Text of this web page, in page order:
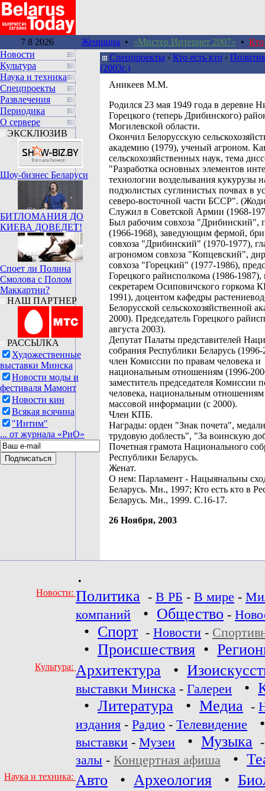
7 8 2026 Женщина • «Мистер Интернет 2007» • Кто
Новости
Культура
Наука и техника
Спецпроекты
Развлечения
Периодика
О сервере
ЭКСКЛЮЗИВ
Шоу-бизнес Беларуси
БИТЛОМАНИЯ ДО
КИЕВА ДОВЕДЕТ!
Споет ли Полина
Смолова с Полом
Маккартни?
НАШ ПАРТНЕР
РАССЫЛКА
Художественные
выставки Минска
Новости моды и
фестиваля Мамонт
Новости кин
Всякая всячина
"Интим"
... от журнала «РиО»
Спецпроекты › Кто есть кто ›
(2003г.)
Аникеев М.М.
Родился 23 мая 1949 года в деревне
Горецкого (теперь Дрибинского)
Могилевской области.
Окончил Белорусскую
академию (1979), ученый агроном.
сельскохозяйственных наук, тема
"Разработка основных элементов
технологии возделывания кукурузы
подзолистых суглинистых почвах в
северо-восточной части БССР".
Служил в Советской Армии (1968-
Был рабочим совхоза "Дрибинский",
(1966-1968), заведующим фермой,
совхоза "Дрибинский" (1970-1977),
агрономом совхоза "Копцевский",
совхоза "Горецкий" (1977-1986),
Горецкого райисполкома (1986-
секретарем Осиповичского горкома
1991), доцентом кафедры
Белорусской сельскохозяйственной
2000). Председатель Горецкого
августа 2003).
Депутат Палаты представителей
собрания Республики Беларусь
член Комиссии по правам человека и
национальным отношениям (1996-
заместитель председателя Комиссии
человека, национальным отношениям
массовой информации (с 2000).
Член КПБ.
Награды: орден "Знак почета",
трудовую доблесть", "За воинскую
Почетная грамота Национального
Республики Беларусь.
Женат.
О нем: Парламент - Нацыянальны сход
Беларусь. Мн., 1997; Кто есть кто в
Беларусь. Мн., 1999. С.16-17.
26 Ноября, 2003
•
Новости: Политика - В РБ - В мире -
компаний
• Общество -
• Спорт - Новости -
• Происшествия •
Культура: Архитектура •
выставки Минска - Галереи •
• Литература • Медиа -
издания - Радио - Телевидение
выставки - Музеи • Музыка
залы - Концертная афиша •
Наука и техника: Авто • Археология •